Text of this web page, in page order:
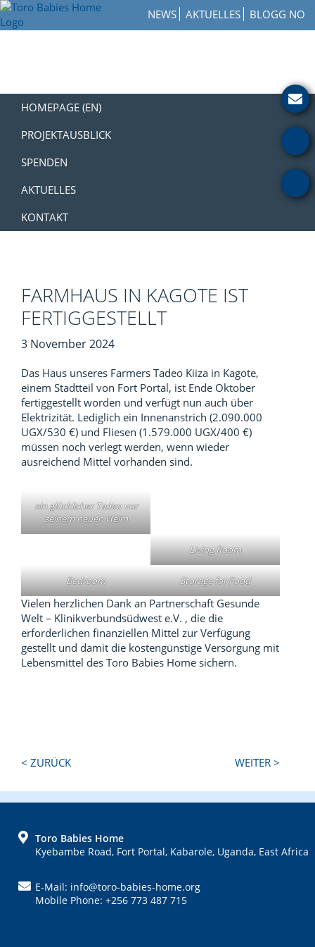
Zur
Hauptnavigation
Skip
to
Zur
Fußzeile
NEWS AKTUELLES BLOGG NO
Toro
with
HOMEPAGE (EN)
PROJEKTAUSBLICK
SPENDEN
AKTUELLES
KONTAKT
FARMHAUS IN KAGOTE IST
FERTIGGESTELLT
3 November 2024
Das Haus unseres Farmers Tadeo Kiiza in Kagote,
einem Stadtteil von Fort Portal, ist Ende Oktober
fertiggestellt worden und verfügt nun auch über
Elektrizität. Lediglich ein Innenanstrich (2.090.000
UGX/530 €) und Fliesen (1.579.000 UGX/400 €)
müssen noch verlegt werden, wenn wieder
ausreichend Mittel vorhanden sind.
ein glücklicher Tadeo vor
seinem neuen Heim
Living Room
Bedroom Storage for Food
Vielen herzlichen Dank an Partnerschaft Gesunde
Welt – Klinikverbundsüdwest e.V. , die die
erforderlichen finanziellen Mittel zur Verfügung
gestellt und damit die kostengünstige Versorgung mit
Lebensmittel des Toro Babies Home sichern.
Next
< ZURÜCK WEITER >
FOOTERToro Babies Home
Kyebambe Road, Fort Portal, Kabarole, Uganda, East Africa
E-Mail: info@toro-babies-home.org
Mobile Phone: +256 773 487 715